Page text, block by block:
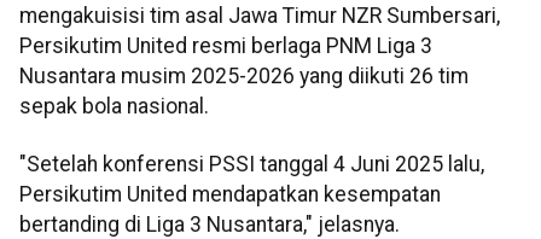
mengakuisisi tim asal Jawa Timur NZR Sumbersari,
Persikutim United resmi berlaga PNM Liga 3
Nusantara musim 2025-2026 yang diikuti 26 tim
sepak bola nasional.
"Setelah konferensi PSSI tanggal 4 Juni 2025 lalu,
Persikutim United mendapatkan kesempatan
bertanding di Liga 3 Nusantara," jelasnya.